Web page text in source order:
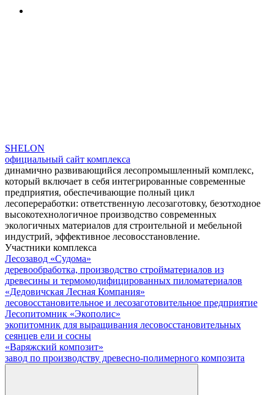
SHELON
официальный сайт комплекса
динамично развивающийся лесопромышленный комплекс,
который включает в себя интегрированные современные
предприятия, обеспечивающие полный цикл
лесопереработки: ответственную лесозаготовку, безотходное
высокотехнологичное производство современных
экологичных материалов для строительной и мебельной
индустрий, эффективное лесовосстановление.
Участники комплекса
Лесозавод «Судома»
деревообработка, производство стройматериалов из
древесины и термомодифицированных пиломатериалов
«Дедовичская Лесная Компания»
лесовосстановительное и лесозаготовительное предприятие
Лесопитомник «Экополис»
экопитомник для выращивания лесовосстановительных
сеянцев ели и сосны
«Варяжский композит»
завод по производству древесно-полимерного композита